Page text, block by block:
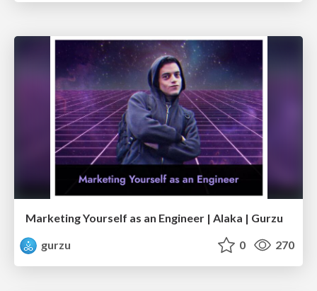
Marketing Yourself as an Engineer | Alaka | Gurzu
gurzu
0 270